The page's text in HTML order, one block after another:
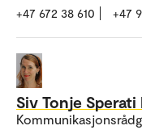
+47 672 38 610 +47
Siv Tonje Sperati